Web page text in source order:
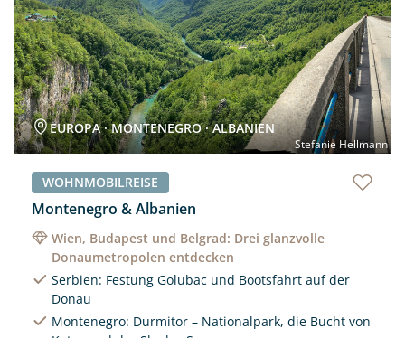
Stefanie Hellmann
EUROPA · MONTENEGRO · ALBANIEN
WOHNMOBILREISE
Montenegro & Albanien
Wien, Budapest und Belgrad: Drei glanzvolle
Donaumetropolen entdecken
Serbien: Festung Golubac und Bootsfahrt auf der
Donau
Montenegro: Durmitor – Nationalpark, die Bucht von